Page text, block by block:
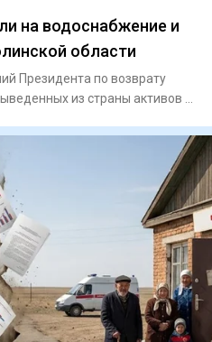
на водоснабжение и
области
Президента по возврату
из страны активов и